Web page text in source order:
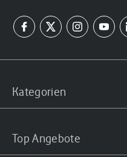
Kategorien
Top Angebote